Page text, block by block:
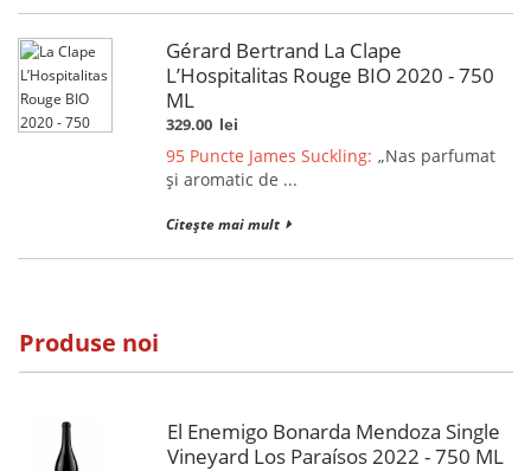
Gérard Bertrand La Clape
L’Hospitalitas Rouge BIO 2020 - 750
ML
329.00 lei
95 Puncte James Suckling: „Nas parfumat
și aromatic de ...
Citește mai mult
Produse noi
El Enemigo Bonarda Mendoza Single
Vineyard Los Paraísos 2022 - 750 ML